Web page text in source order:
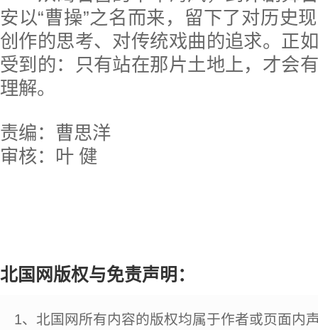
安以“曹操”之名而来，留下了对历史
创作的思考、对传统戏曲的追求。正
受到的：只有站在那片土地上，才会
理解。
责编：曹思洋
审核：叶 健
北国网版权与免责声明：
1、北国网所有内容的版权均属于作者或页面内